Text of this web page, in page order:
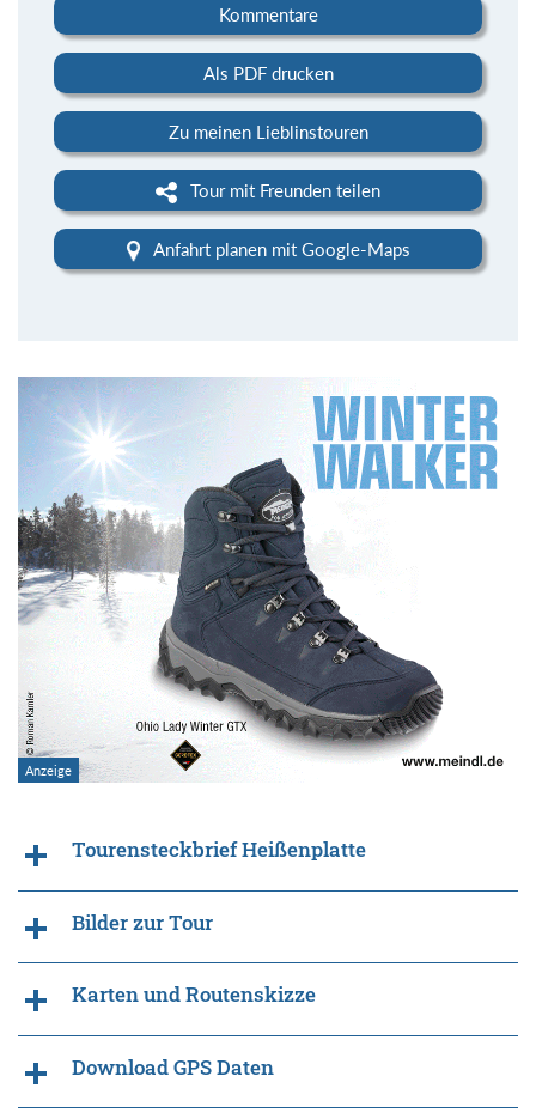
Kommentare
Als PDF drucken
Zu meinen Lieblinstouren
Tour mit Freunden teilen
Anfahrt planen mit Google-Maps
Tourensteckbrief Heißenplatte
Bilder zur Tour
Karten und Routenskizze
Download GPS Daten